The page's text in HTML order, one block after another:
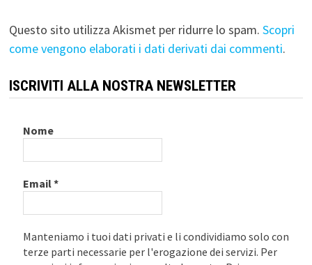
Questo sito utilizza Akismet per ridurre lo spam. Scopri
come vengono elaborati i dati derivati dai commenti.
ISCRIVITI ALLA NOSTRA NEWSLETTER
Nome
Email*
Manteniamo i tuoi dati privati e li condividiamo solo con
terze parti necessarie per l'erogazione dei servizi. Per